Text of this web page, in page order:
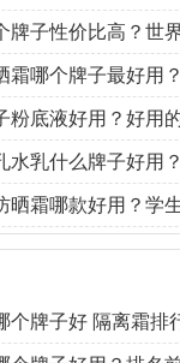
子性价比高？世界十大
哪个牌子最好用？六大
底液好用？好用的粉底
乳什么牌子好用？收缩
霜哪款好用？学生防晒
牌子好 隔离霜排行